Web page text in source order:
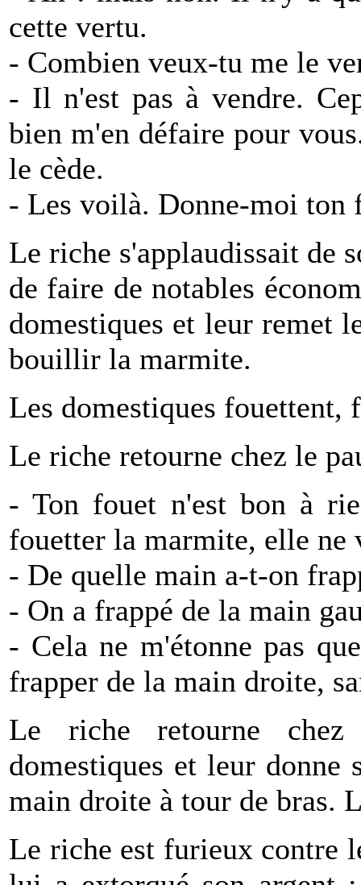
cette vertu.
- Combien veux-tu me le
- Il n'est pas à vendre.
bien m'en défaire pour
le cède.
- Les voilà. Donne-moi ton
Le riche s'applaudissait de
de faire de notables
domestiques et leur remet
bouillir la marmite.
Les domestiques fouettent,
Le riche retourne chez le
- Ton fouet n'est bon à
fouetter la marmite, elle ne
- De quelle main a-t-on
- On a frappé de la main
- Cela ne m'étonne pas
frapper de la main droite,
Le riche retourne
domestiques et leur
main droite à tour de bras.
Le riche est furieux contre